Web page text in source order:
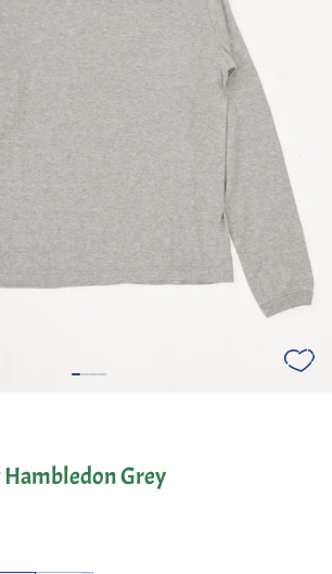
Hambledon Grey